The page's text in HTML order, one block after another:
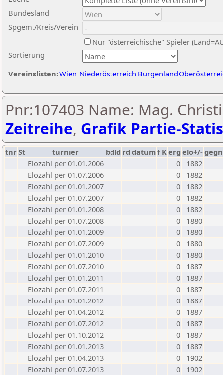
Sortierung
Bundesland
Spgem./Kreis/Verein
Nur "österreichische" Spieler
Vereinslisten:Wien Niederösterreich Burgenland
Pnr:107403 Name: Mag.
Zeitreihe, Grafik Partie-
tnrSt turnier bdld rd datumf Kerg elo+/-
Elozahl per 01.01.2006
0
1882
Elozahl per 01.07.2006
0
1882
Elozahl per 01.01.2007
0
1882
Elozahl per 01.07.2007
0
1882
Elozahl per 01.01.2008
0
1882
Elozahl per 01.07.2008
0
1880
Elozahl per 01.01.2009
0
1880
Elozahl per 01.07.2009
0
1880
Elozahl per 01.01.2010
0
1880
Elozahl per 01.07.2010
0
1887
Elozahl per 01.01.2011
0
1887
Elozahl per 01.07.2011
0
1887
Elozahl per 01.01.2012
0
1887
Elozahl per 01.04.2012
0
1887
Elozahl per 01.07.2012
0
1887
Elozahl per 01.10.2012
0
1887
Elozahl per 01.01.2013
0
1887
Elozahl per 01.04.2013
0
1902
Elozahl per 01.07.2013
0
1902